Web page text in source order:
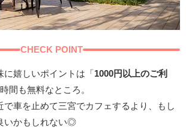
CHECK POINT
嬉しいポイントは「 1000円以上のご利
間も無料なところ。
で車を止めて三宮でカフェするより、もし
いかもしれない◎